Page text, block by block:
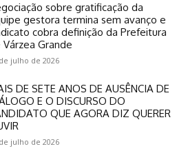
sobre gratificação da
gestora termina sem avanço e
cobra definição da Prefeitura
Várzea Grande
julho de 2026
DE SETE ANOS DE AUSÊNCIA DE
E O DISCURSO DO
QUE AGORA DIZ QUERER
julho de 2026